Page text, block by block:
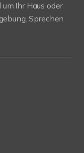
Ihr Haus oder
Sprechen